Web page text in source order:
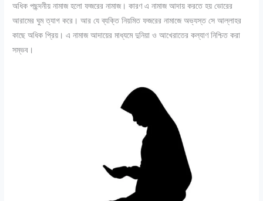
অধিক পছন্দনীয় নামাজ হলো ফজরের নামাজ। কারণ এ নামাজ আদায় করতে হয় ভোরের
আরামের ঘুম ত্যাগ করে। আর যে ব্যক্তি নিয়মিত ফজরের নামাজে অভ্যস্ত সে আল্লাহর
কাছে অধিক প্রিয়। এ নামাজ আদায়ের মাধ্যমে দুনিয়া ও আখেরাতের কল্যাণ নিশ্চিত করা
সম্ভব।